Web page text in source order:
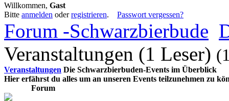
Willkommen, Gast
Bitte anmelden oderregistrieren. Passwort vergessen?
Forum -Schwarzbierbude
Veranstaltungen (1 Leser)
Veranstaltungen Die Schwarzbierbuden-Events im Überblick
Hier erfährst du alles um an unseren Events teilzunehmen zu
Forum